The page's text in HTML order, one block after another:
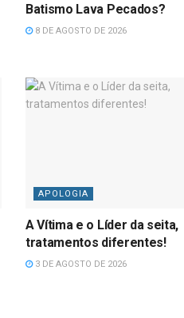
Batismo Lava Pecados?
8 DE AGOSTO DE 2026
APOLOGIA
A Vítima e o Líder da seita,
tratamentos diferentes!
3 DE AGOSTO DE 2026